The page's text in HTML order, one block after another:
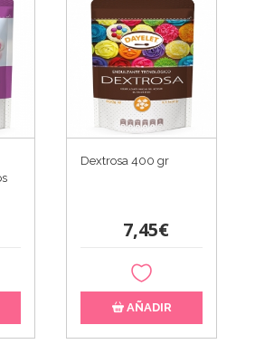
Dextrosa 400 gr
7,45€
AÑADIR